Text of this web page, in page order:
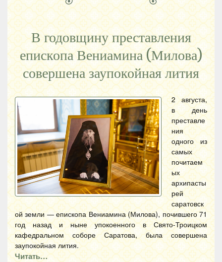
В годовщину преставления
епископа Вениамина (Милова)
совершена заупокойная лития
2 августа,
в день
преставле
ния
одного из
самых
почитаем
ых
архипасты
рей
саратовск
ой земли — епископа Вениамина (Милова), почившего 71
год назад и ныне упокоенного в Свято-Троицком
кафедральном соборе Саратова, была совершена
заупокойная лития.
Читать…